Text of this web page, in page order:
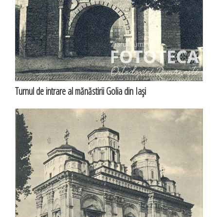
Turnul de intrare al mănăstirii Golia din Iaşi